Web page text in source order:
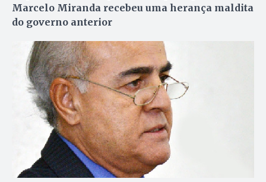
Marcelo Miranda recebeu uma herança maldita
do governo anterior